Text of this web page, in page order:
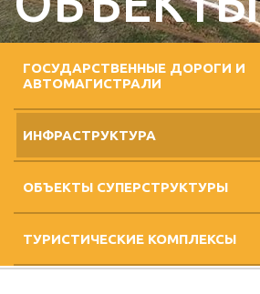
ГОСУДАРСТВЕННЫЕ ДОРОГИ И
АВТОМАГИСТРАЛИ
ИНФРАСТРУКТУРА
ОБЪЕКТЫ СУПЕРСТРУКТУРЫ
ТУРИСТИЧЕСКИЕ КОМПЛЕКСЫ